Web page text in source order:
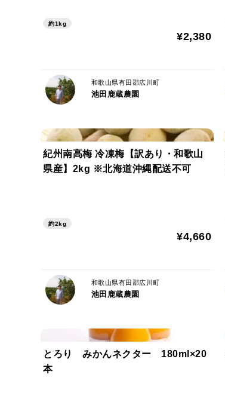
約1kg
¥2,380
和歌山県有田郡広川町
池田鹿蔵農園
紀州南高梅 冷凍梅【訳あり・和歌山
県産】2kg ※北海道沖縄配送不可
約2kg
¥4,660
和歌山県有田郡広川町
池田鹿蔵農園
とろり みかんネクター 180ml×20
本